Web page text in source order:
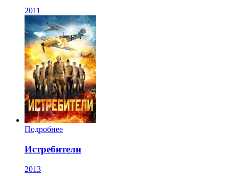
2011
Подробнее
Истребители
2013